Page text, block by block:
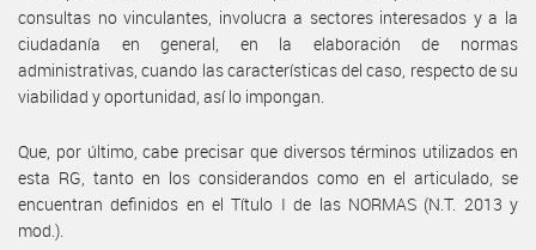
consultas no vinculantes, involucra a sectores interesados y a la
ciudadanía en general, en la elaboración de normas
administrativas, cuando las características del caso, respecto de su
viabilidad y oportunidad, así lo impongan.
Que, por último, cabe precisar que diversos términos utilizados en
esta RG, tanto en los considerandos como en el articulado, se
encuentran definidos en el Título I de las NORMAS (N.T. 2013 y
mod.).